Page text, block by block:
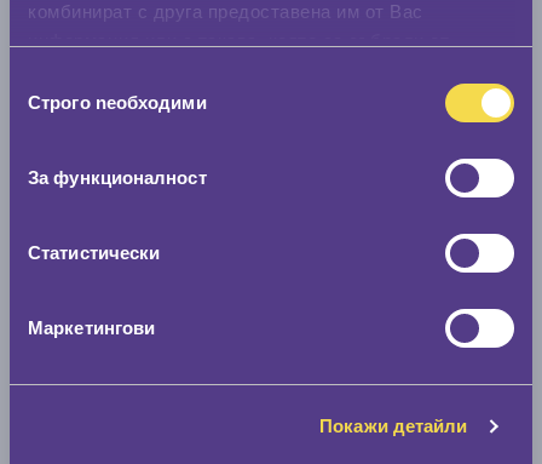
комбинират с друга предоставена им от Вас
наСтрого nеобходими
За функционалност
Статистически
Маркетингови
Покажи детайли
По марка автомобил